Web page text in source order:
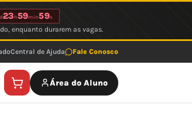
d23 h59min59s
enquanto durarem as vagas.
Central de Ajuda Fale Conosco
Área do Aluno